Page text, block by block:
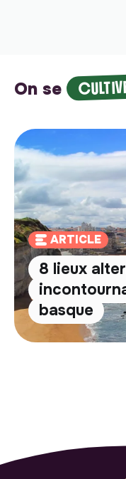
On se
ARTICLE
8 lieux
basque